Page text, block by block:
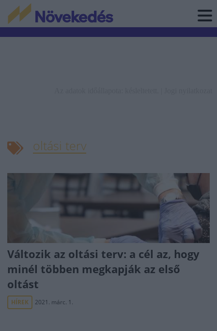
oltási terv
Változik az oltási terv: a cél az, hogy
minél többen megkapják az első
oltást
HÍREK 2021. márc. 1.